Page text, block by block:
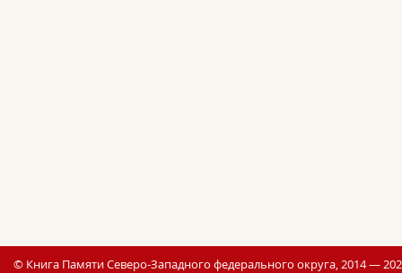
© Книга Памяти Северо-Западного федерального округа, 2014 —